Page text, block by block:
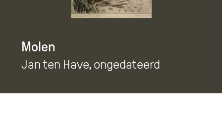
Molen
Jan ten Have, ongedateerd